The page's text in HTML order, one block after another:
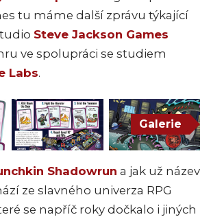
tu máme další zprávu týkající
Steve Jackson Games
ve spolupráci se studiem
Labs.
Galerie
Shadowrun a jak už název
ze slavného univerza RPG
se napříč roky dočkalo i jiných